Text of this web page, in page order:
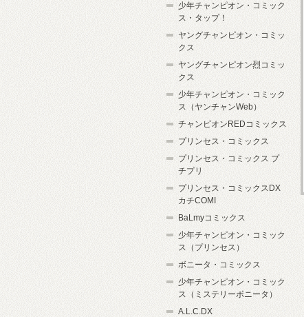
少年チャンピオン・コミック
ス・タップ！
ヤングチャンピオン・コミッ
クス
ヤングチャンピオン烈コミッ
クス
少年チャンピオン・コミック
ス（ヤンチャンWeb）
チャンピオンREDコミックス
プリンセス・コミックス
プリンセス・コミックス プ
チプリ
プリンセス・コミックスDX
カチCOMI
BaLmyコミックス
少年チャンピオン・コミック
ス（プリンセス）
ボニータ・コミックス
少年チャンピオン・コミック
ス（ミステリーボニータ）
A.L.C.DX